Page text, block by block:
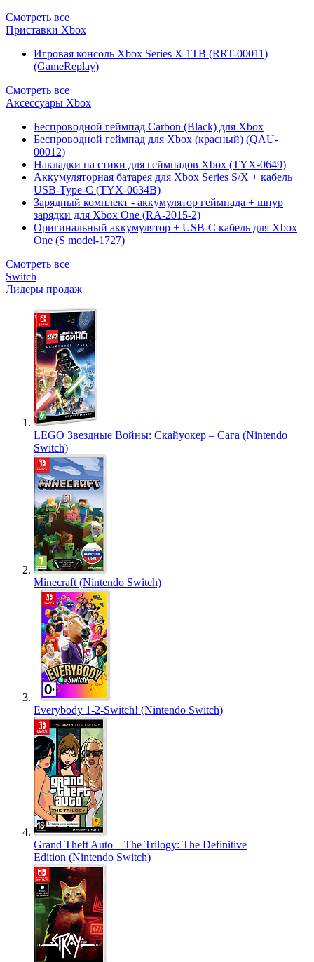
Смотреть все
Приставки Xbox
Игровая консоль Xbox Series X 1TB (RRT-00011)
(GameReplay)
Смотреть все
Аксессуары Xbox
Беспроводной геймпад Carbon (Black) для Xbox
Беспроводной геймпад для Xbox (красный) (QAU-
00012)
Накладки на стики для геймпадов Xbox (TYX-0649)
Аккумуляторная батарея для Xbox Series S/X + кабель
USB-Type-C (TYX-0634B)
Зарядный комплект - аккумулятор геймпада + шнур
зарядки для Xbox One (RA-2015-2)
Оригинальный аккумулятор + USB-C кабель для Xbox
One (S model-1727)
Смотреть все
Switch
Лидеры продаж
LEGO Звездные Войны: Скайуокер – Сага (Nintendo
Switch)
Minecraft (Nintendo Switch)
Everybody 1-2-Switch! (Nintendo Switch)
Grand Theft Auto – The Trilogy: The Definitive
Edition (Nintendo Switch)